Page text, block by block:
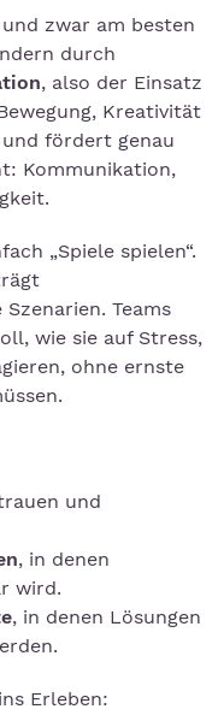
zwar am besten
durch
, also der Einsatz
Kreativität
fördert genau
Kommunikation,
„Spiele spielen“.
Teams
wie sie auf Stress,
ohne ernste
und
, in denen
wird.
, in denen Lösungen
Erleben: